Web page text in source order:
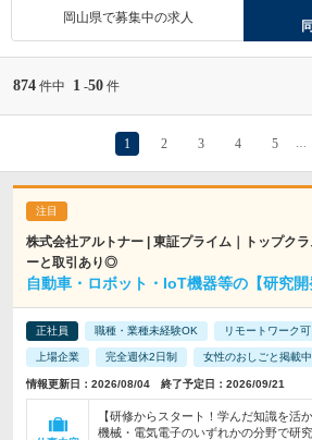
岡山県で募集中の求人
874 件中 1 -50 件
1 2 3 4 5
株式会社アルトナー | 東証プライム｜トップク
ーと取引あり◎
自動車・ロボット・IoT機器等の【研究
正社員 職種・業種未経験OK リモートワーク可
上場企業 完全週休2日制 女性のおしごと掲載中
情報更新日：2026/08/04 終了予定日：2026/09/21
【研修からスタート！学んだ知識を活
機械・電気電子のいずれかの分野で研